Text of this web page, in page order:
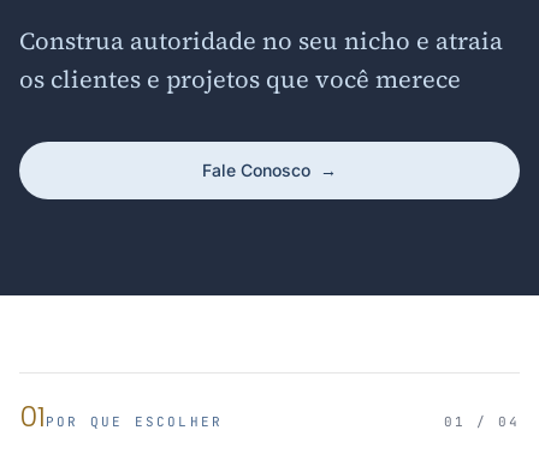
Construa autoridade no seu nicho e atraia
os clientes e projetos que você merece
Fale Conosco →
01 POR QUE ESCOLHER 01 / 04